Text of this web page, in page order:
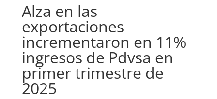
Alza en las
exportaciones
incrementaron en 11%
ingresos de Pdvsa en
primer trimestre de
2025